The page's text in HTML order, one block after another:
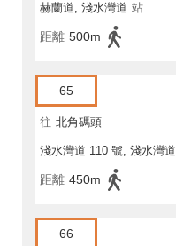
赫蘭道, 淺水灣道 站
距離 500m
65
往 北角碼頭
淺水灣道 110 號, 淺水灣道
距離 450m
66